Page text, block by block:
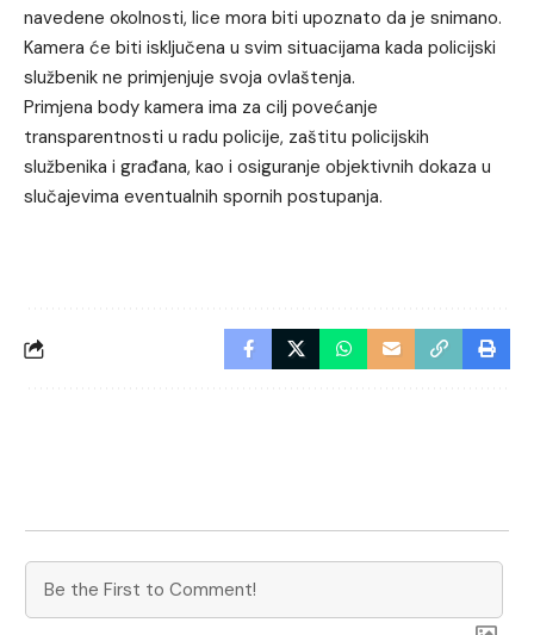
navedene okolnosti, lice mora biti upoznato da je snimano.
Kamera će biti isključena u svim situacijama kada policijski
službenik ne primjenjuje svoja ovlaštenja.
Primjena body kamera ima za cilj povećanje
transparentnosti u radu policije, zaštitu policijskih
službenika i građana, kao i osiguranje objektivnih dokaza u
slučajevima eventualnih spornih postupanja.